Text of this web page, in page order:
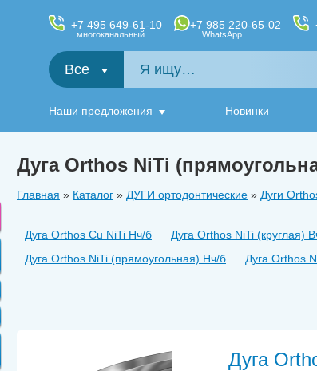
+7 495 649-61-10
многоканальный
+7 985 220-65-02
WhatsApp
Все
Наши предложения Новинки
Дуга Orthos NiTi
Главная » Каталог » ДУГИ ортодонтические » Дуги
Дуга Orthos Cu NiTi Нч/б Дуга Orthos NiTi (круглая)
Дуга Orthos NiTi (прямоугольная) Нч/б
Дуга Orthos
Дуга